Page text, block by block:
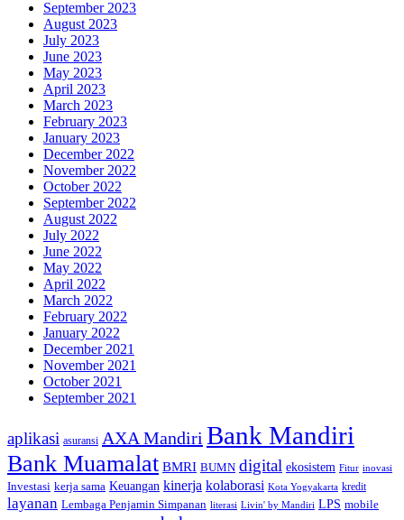
September 2023
August 2023
July 2023
June 2023
May 2023
April 2023
March 2023
February 2023
January 2023
December 2022
November 2022
October 2022
September 2022
August 2022
July 2022
June 2022
May 2022
April 2022
March 2022
February 2022
January 2022
December 2021
November 2021
October 2021
September 2021
aplikasi asuransi AXA Mandiri Bank Mandiri
Bank Muamalat BMRI BUMN digital ekosistem Fitur inovasi
Investasi kerja sama Keuangan kinerja kolaborasi Kota Yogyakarta kredit
layanan Lembaga Penjamin Simpanan literasi Livin' by Mandiri LPS mobile